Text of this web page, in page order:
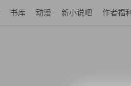
书库 动漫 新小说吧 作者福利